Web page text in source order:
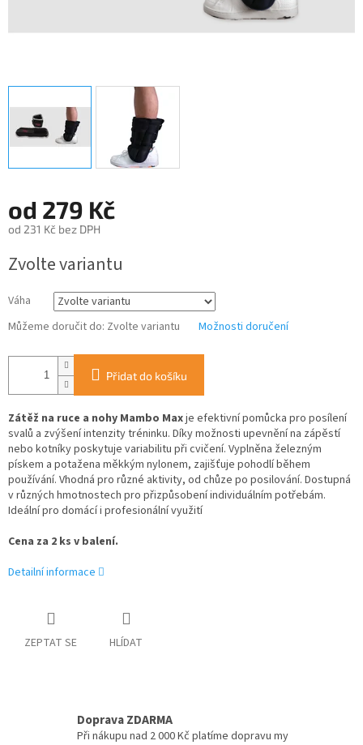
od 279 Kč
od 231 Kč bez DPH
cena:
Zvolte variantu
Váha
Můžeme doručit do: Zvolte variantu Možnosti doručení
Přidat do košíku
Zátěž na ruce a nohy Mambo Maxje efektivní pomůcka pro posílení
svalů a zvýšení intenzity tréninku. Díky možnosti upevnění na zápěstí
nebo kotníky poskytuje variabilitu při cvičení. Vyplněna železným
pískem a potažena měkkým nylonem, zajišťuje pohodlí během
používání. Vhodná pro různé aktivity, od chůze po posilování. Dostupná
v různých hmotnostech pro přizpůsobení individuálním potřebám.
Ideální pro domácí i profesionální využití
Cena za 2 ks v balení.
Detailní informace
ZEPTAT SE HLÍDAT
Doprava ZDARMA
Při nákupu nad 2 000 Kč platíme dopravu my